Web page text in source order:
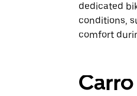
dedicated
conditions,
comfort
Carro